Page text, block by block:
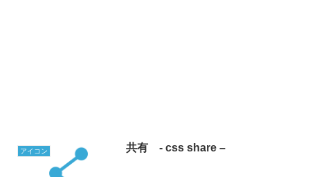
アイコン 共有 - css share –